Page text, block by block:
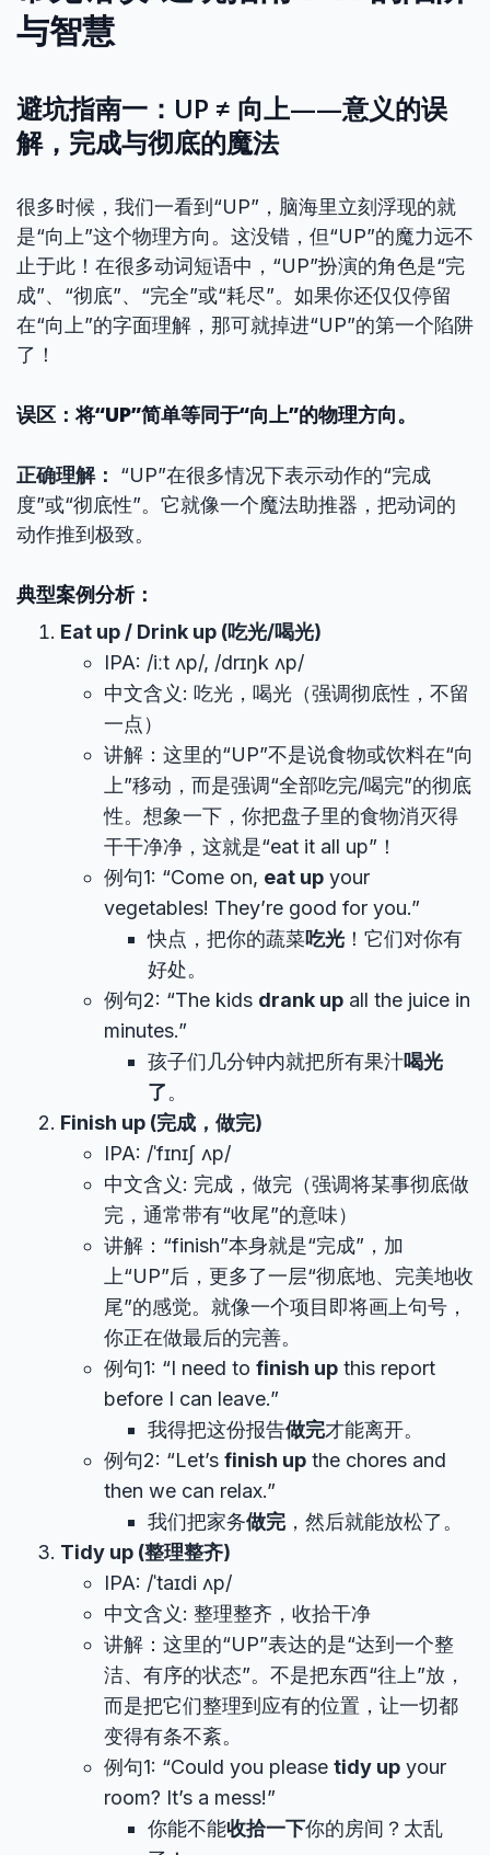
与智慧
避坑指南一：UP ≠ 向上——意义的误
解，完成与彻底的魔法
很多时候，我们一看到“UP”，脑海里立刻浮现的就
是“向上”这个物理方向。这没错，但“UP”的魔力远不
止于此！在很多动词短语中，“UP”扮演的角色是“完
成”、“彻底”、“完全”或“耗尽”。如果你还仅仅停留
在“向上”的字面理解，那可就掉进“UP”的第一个陷阱
了！
误区：将“UP”简单等同于“向上”的物理方向。
正确理解：
“UP”在很多情况下表示动作的“完成
度”或“彻底性”。它就像一个魔法助推器，把动词的
动作推到极致。
典型案例分析：
Eat up / Drink up (吃光/喝光)
IPA: /iːt ʌp/, /drɪŋk ʌp/
中文含义: 吃光，喝光（强调彻底性，不留
一点）
讲解：这里的“UP”不是说食物或饮料在“向
上”移动，而是强调“全部吃完/喝完”的彻底
性。想象一下，你把盘子里的食物消灭得
干干净净，这就是“eat it all up”！
例句1: “Come on, eat up your
vegetables! They’re good for you.”
快点，把你的蔬菜吃光 ！它们对你有
好处。
例句2: “The kids drank up all the juice in
minutes.”
孩子们几分钟内就把所有果汁喝光
了。
Finish up (完成，做完)
IPA: /ˈfɪnɪʃ ʌp/
中文含义: 完成，做完（强调将某事彻底做
完，通常带有“收尾”的意味）
讲解：“finish”本身就是“完成”，加
上“UP”后，更多了一层“彻底地、完美地收
尾”的感觉。就像一个项目即将画上句号，
你正在做最后的完善。
例句1: “I need to finish up this report
before I can leave.”
我得把这份报告做完才能离开。
例句2: “Let’s finish up the chores and
then we can relax.”
我们把家务做完，然后就能放松了。
Tidy up (整理整齐)
IPA: /ˈtaɪdi ʌp/
中文含义: 整理整齐，收拾干净
讲解：这里的“UP”表达的是“达到一个整
洁、有序的状态”。不是把东西“往上”放，
而是把它们整理到应有的位置，让一切都
变得有条不紊。
例句1: “Could you please tidy up your
room? It’s a mess!”
你能不能收拾一下你的房间？太乱